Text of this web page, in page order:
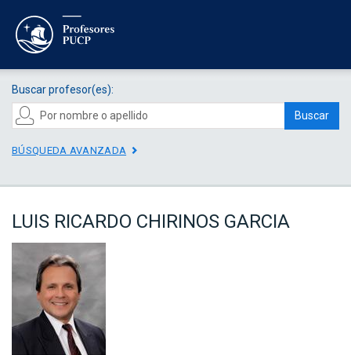
Buscar profesor(es):
Buscar
BÚSQUEDA AVANZADA
LUIS RICARDO CHIRINOS GARCIA